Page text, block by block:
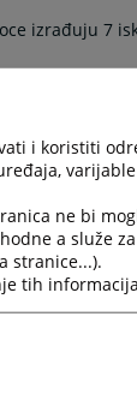
izrađuju 7
sudskih
agnažovano
suda u
definiranje
tako i
i koristiti
ne bi
a služe
stranice...).
tih